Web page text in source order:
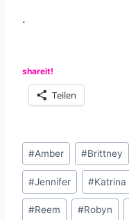
.
shareit!
Teilen
Schlagworte:
#Amber #Brittney
#Jennifer #Katrina
#Reem #Robyn